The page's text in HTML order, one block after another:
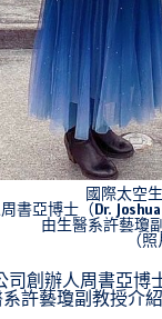
國際太空
書亞博士（Dr.
由生醫系許藝瓊
（
司創辦人周書亞
許藝瓊副教授介